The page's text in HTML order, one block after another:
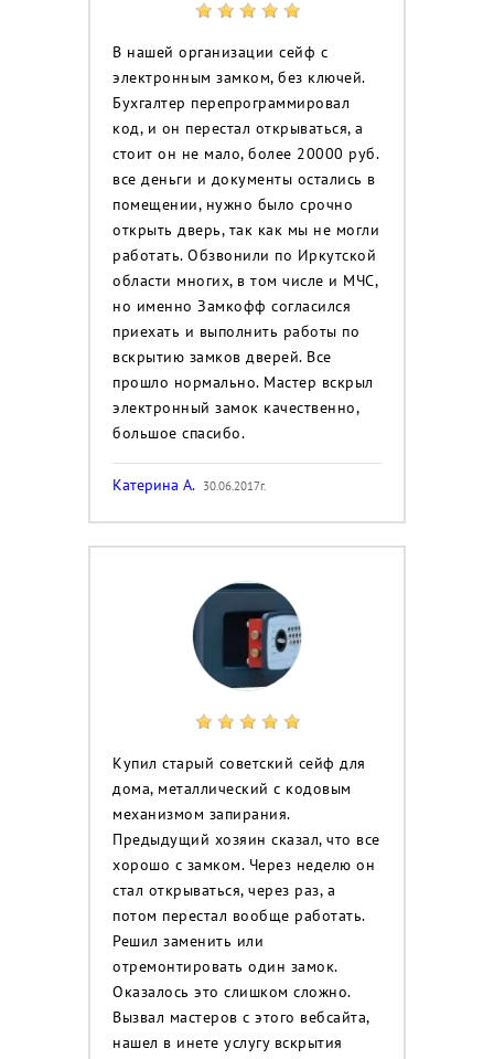
В нашей организации сейф с
электронным замком, без ключей.
Бухгалтер перепрограммировал
код, и он перестал открываться, а
стоит он не мало, более 20000 руб.
все деньги и документы остались в
помещении, нужно было срочно
открыть дверь, так как мы не могли
работать. Обзвонили по Иркутской
области многих, в том числе и МЧС,
но именно Замкофф согласился
приехать и выполнить работы по
вскрытию замков дверей. Все
прошло нормально. Мастер вскрыл
электронный замок качественно,
большое спасибо.
Катерина А. 30.06.2017г.
Купил старый советский сейф для
дома, металлический с кодовым
механизмом запирания.
Предыдущий хозяин сказал, что все
хорошо с замком. Через неделю он
стал открываться, через раз, а
потом перестал вообще работать.
Решил заменить или
отремонтировать один замок.
Оказалось это слишком сложно.
Вызвал мастеров с этого вебсайта,
нашел в инете услугу вскрытия